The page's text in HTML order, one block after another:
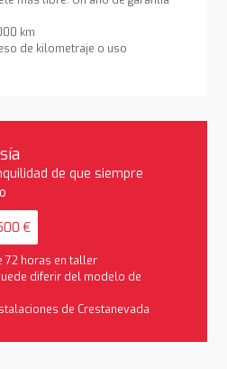
km
de kilometraje o uso
de que siempre
€
72 horas en taller
diferir del modelo de
de Crestanevada